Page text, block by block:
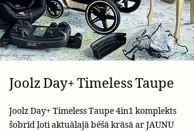
Joolz Day+ Timeless Taupe
Joolz Day+ Timeless Taupe 4in1 komplekts
šobrīd ļoti aktuālajā bēšā krāsā ar JAUNU